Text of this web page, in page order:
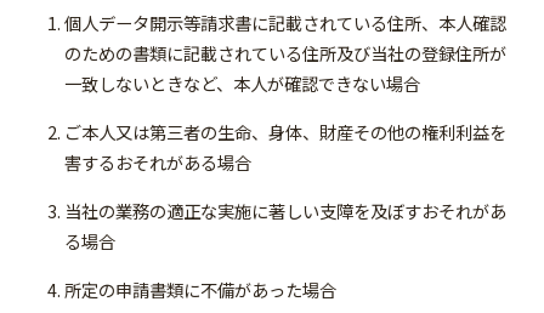
個人データ開示等請求書に記載されている住所、本人確認
のための書類に記載されている住所及び当社の登録住所が
一致しないときなど、本人が確認できない場合
ご本人又は第三者の生命、身体、財産その他の権利利益を
害するおそれがある場合
当社の業務の適正な実施に著しい支障を及ぼすおそれがあ
る場合
所定の申請書類に不備があった場合